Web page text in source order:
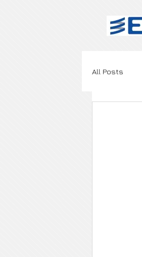
All Posts